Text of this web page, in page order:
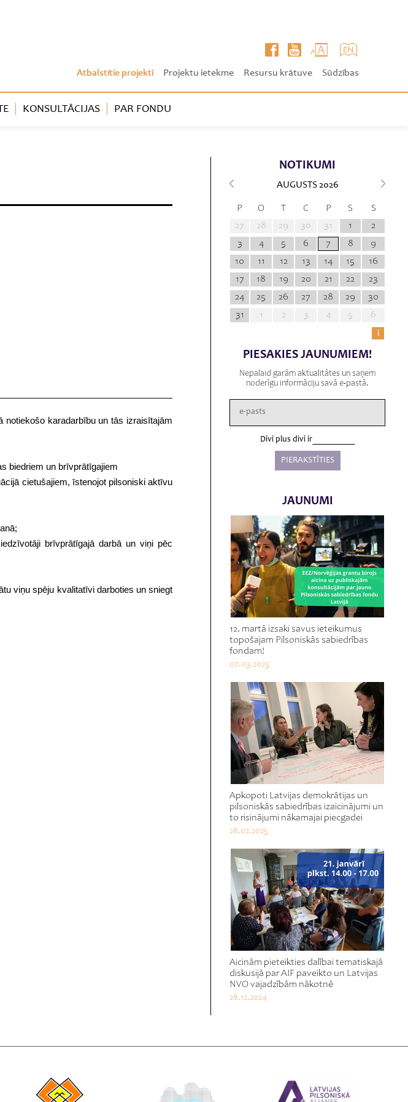
Atbalstītie projekti Projektu ietekme Resursu krātuve Sūdzības
KONSULTĀCIJAS PAR FONDU
karadarbību un tās izraisītajām
biedriem un brīvprātīgajiem
cietušajiem, īstenojot pilsoniski aktīvu
brīvprātīgajā darbā un viņi pēc
viņu spēju kvalitatīvi darboties un sniegt
NOTIKUMI
AUGUSTS 2026
P O T C P S
S
27
28 29 30 31 1
2
3
4 5 6 7 8
9
10
11 12 13 14 15
16
17
18 19 20 21 22
23
24
25 26 27 28 29
30
31
1 2 3 4 5
6
i
PIESAKIES JAUNUMIEM!
Nepalaid garām aktualitātes un saņem
noderīgu informāciju savā e-pastā.
Divi plus divi ir
JAUNUMI
12. martā izsaki savus ieteikumus
topošajam Pilsoniskās sabiedrības
fondam!
07.03.2025
Apkopoti Latvijas demokrātijas un
pilsoniskās sabiedrības izaicinājumi un
to risinājumi nākamajai piecgadei
28.02.2025
Aicinām pieteikties dalībai tematiskajā
diskusijā par AIF paveikto un Latvijas
NVO vajadzībām nākotnē
28.12.2024